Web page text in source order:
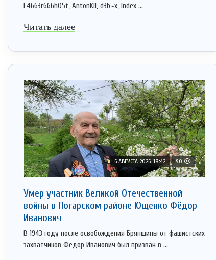
L4663r666h05t, AntonKil, d3b~x, Index ...
Читать далее
6 АВГУСТА 2026, 18:42 90
Умер участник Великой Отечественной
войны в Погарском районе Ющенко Фёдор
Иванович
В 1943 году после освобождения Брянщины от фашистских
захватчиков Федор Иванович был призван в ...